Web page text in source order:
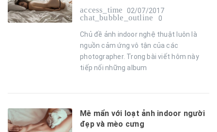
access_time
02/07/2017
chat_bubble_outline 0
Chủ đề ảnh indoor nghệ thuật luôn là
nguồn cảm ứng vô tận của các
photographer. Trong bài viết hôm này
tiếp nối những album
Mê mẩn với loạt ảnh indoor người
đẹp và mèo cưng